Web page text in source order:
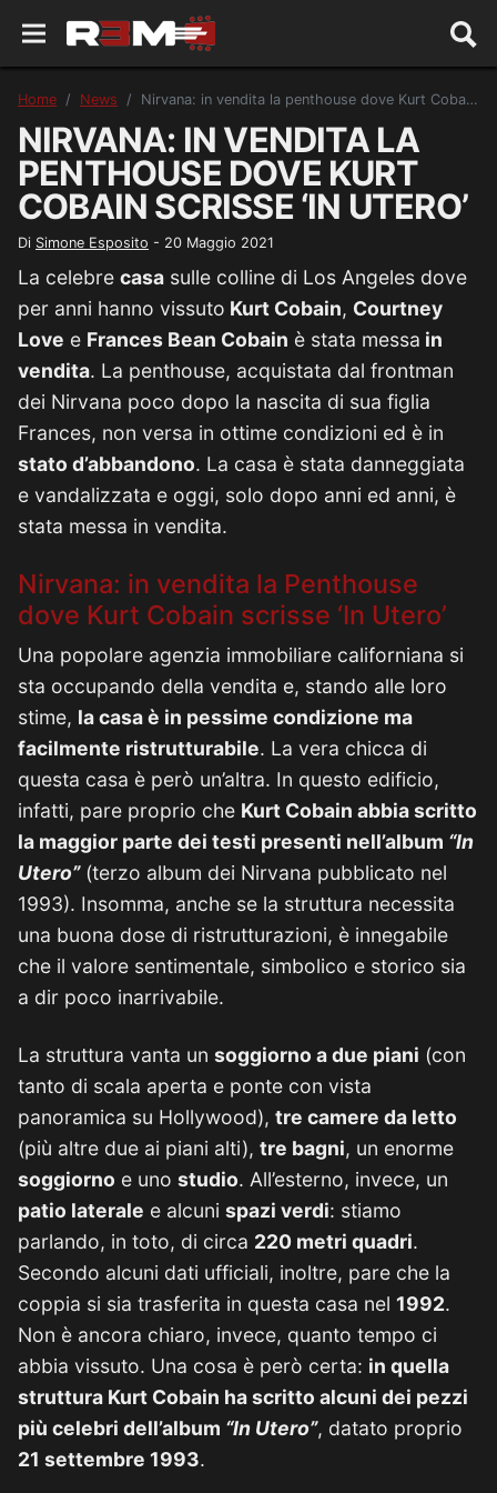
Home News Nirvana: in vendita la penthouse dove Kurt Cobain scrisse ‘In Utero’
NIRVANA: IN VENDITA LA
PENTHOUSE DOVE KURT
COBAIN SCRISSE ‘IN UTERO’
Di Simone Esposito - 20 Maggio 2021
La celebre casa sulle colline di Los Angeles dove
per anni hanno vissuto Kurt Cobain, Courtney
Love e Frances Bean Cobain è stata messa in
vendita. La penthouse, acquistata dal frontman
dei Nirvana poco dopo la nascita di sua figlia
Frances, non versa in ottime condizioni ed è in
stato d’abbandono. La casa è stata danneggiata
e vandalizzata e oggi, solo dopo anni ed anni, è
stata messa in vendita.
Nirvana: in vendita la Penthouse
dove Kurt Cobain scrisse ‘In Utero’
Una popolare agenzia immobiliare californiana si
sta occupando della vendita e, stando alle loro
stime, la casa è in pessime condizione ma
facilmente ristrutturabile. La vera chicca di
questa casa è però un’altra. In questo edificio,
infatti, pare proprio che Kurt Cobain abbia scritto
la maggior parte dei testi presenti nell’album “In
Utero”(terzo album dei Nirvana pubblicato nel
1993). Insomma, anche se la struttura necessita
una buona dose di ristrutturazioni, è innegabile
che il valore sentimentale, simbolico e storico sia
a dir poco inarrivabile.
La struttura vanta un soggiorno a due piani (con
tanto di scala aperta e ponte con vista
panoramica su Hollywood), tre camere da letto
(più altre due ai piani alti), tre bagni, un enorme
soggiorno e uno studio. All’esterno, invece, un
patio laterale e alcuni spazi verdi: stiamo
parlando, in toto, di circa 220 metri quadri.
Secondo alcuni dati ufficiali, inoltre, pare che la
coppia si sia trasferita in questa casa nel 1992.
Non è ancora chiaro, invece, quanto tempo ci
abbia vissuto. Una cosa è però certa: in quella
struttura Kurt Cobain ha scritto alcuni dei pezzi
più celebri dell’album “In Utero”, datato proprio
21 settembre 1993.